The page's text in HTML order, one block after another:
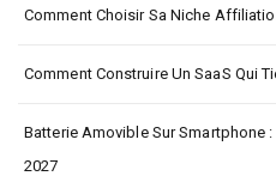
Comment Choisir Sa Niche
Comment Construire Un SaaS Qui
Batterie Amovible Sur Smartphone :
2027